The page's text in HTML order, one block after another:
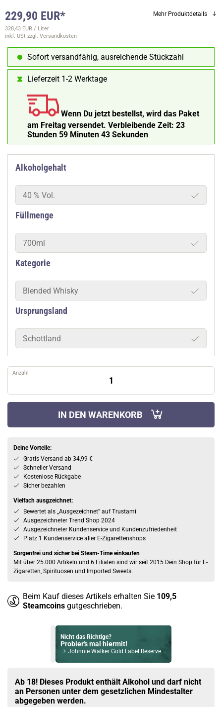
229,90 EUR*
328,43 EUR / Liter
inkl. USt zzgl. Versandkosten
Mehr Produktdetails
Sofort versandfähig, ausreichende Stückzahl
Lieferzeit 1-2 Werktage
Wenn Du jetzt bestellst, wird das Paket
am Freitag versendet. Verbleibende Zeit: 23
Stunden 59 Minuten 43 Sekunden
Alkoholgehalt
40 % Vol.
Füllmenge
700ml
Kategorie
Blended Whisky
Ursprungsland
Schottland
Anzahl
IN DEN WARENKORB
Deine Vorteile:
Gratis Versand ab 34,99 €
Schneller Versand
Kostenlose Rückgabe
Sicher bezahlen
Vielfach ausgzeichnet:
Bewertet als „Ausgezeichnet” auf Trustami
Ausgezeichneter Trend Shop 2024
Ausgezeichneter Kundenservice und Kundenzufriedenheit
Platz 1 Kundenservice aller E-Zigarettenshops
Sorgenfrei und sicher bei Steam-Time einkaufen
Mit über 25.000 Artikeln und 6 Filialen sind wir seit 2015 Dein Shop für E-
Zigaretten, Spirituosen und Imported Sweets.
Beim Kauf dieses Artikels erhalten Sie 109,5
Steamcoins gutgeschrieben.
Nicht das Richtige?
Probier's mal hiermit!
Johnnie Walker Gold Label Reserve Blended Scotch Whisky 40% Vol. 700ml
Check das mal!
Studer Swiss Highland Sloe Gin Cinnamon 26,6% Vol. 700ml
Ab 18! Dieses Produkt enthält Alkohol und darf nicht
an Personen unter dem gesetzlichen Mindestalter
abgegeben werden.